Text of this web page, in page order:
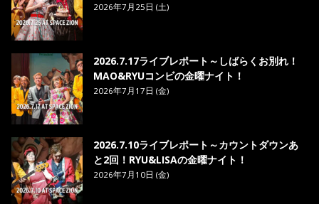
2026年7月25日 (土)
2026.7.17ライブレポート～しばらくお別れ！
MAO&RYUコンビの金曜ナイト！
2026年7月17日 (金)
2026.7.10ライブレポート～カウントダウンあ
と2回！RYU&LISAの金曜ナイト！
2026年7月10日 (金)